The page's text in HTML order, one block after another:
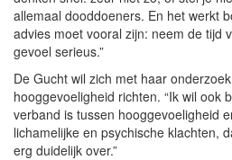
allemaal dooddoeners. En het werkt
advies moet vooral zijn: neem de tijd
gevoel serieus.”
De Gucht wil zich met haar
hooggevoeligheid richten. “Ik wil ook
verband is tussen hooggevoeligheid
lichamelijke en psychische klachten,
erg duidelijk over.”